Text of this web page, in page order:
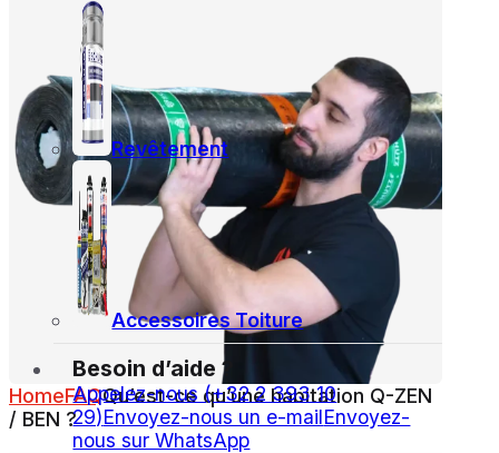
Revêtement
Accessoires Toiture
Besoin d’aide ?
Appelez-nous (+32 2 393 10
29)Envoyez-nous un e-mailEnvoyez-
nous sur WhatsApp
HomeFAQQu’est-ce qu’une habitation Q-ZEN
/ BEN ?